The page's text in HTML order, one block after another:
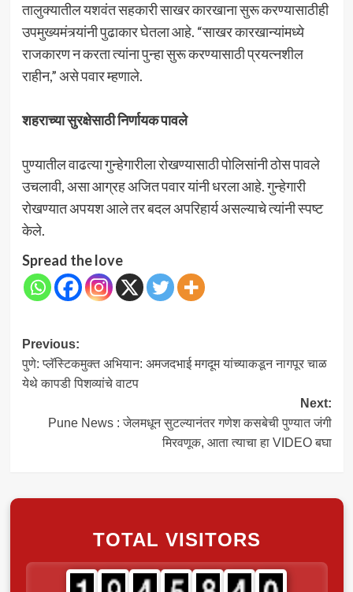
तालुक्यातील यशवंत सहकारी साखर कारखाना सुरू करण्यासाठीही
उपमुख्यमंत्र्यांनी पुढाकार घेतला आहे. “साखर कारखान्यांमध्ये
राजकारण न करता त्यांना पुन्हा सुरू करण्यासाठी प्रयत्नशील
राहीन,” असे पवार म्हणाले.
शहराच्या सुरक्षेसाठी निर्णायक पावले
पुण्यातील वाढत्या गुन्हेगारीला रोखण्यासाठी पोलिसांनी ठोस पावले
उचलावी, असा आग्रह अजित पवार यांनी धरला आहे. गुन्हेगारी
रोखण्यात अपयश आले तर बदल अपरिहार्य असल्याचे त्यांनी स्पष्ट
केले.
Spread the love
Post
navigation
Previous:
पुणे: प्लॅस्टिकमुक्त अभियान: अमजदभाई मगदूम यांच्याकडून नागपूर चाळ
येथे कापडी पिशव्यांचे वाटप
Next:
Pune News : जेलमधून सुटल्यानंतर गणेश कसबेची पुण्यात जंगी
मिरवणूक, आता त्याचा हा VIDEO बघा
TOTAL VISITORS